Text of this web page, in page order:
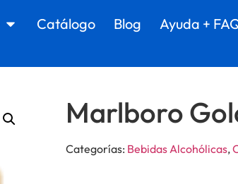
Catálogo Blog Ayuda +
Marlboro
Categorías: Bebidas Alcohólicas,